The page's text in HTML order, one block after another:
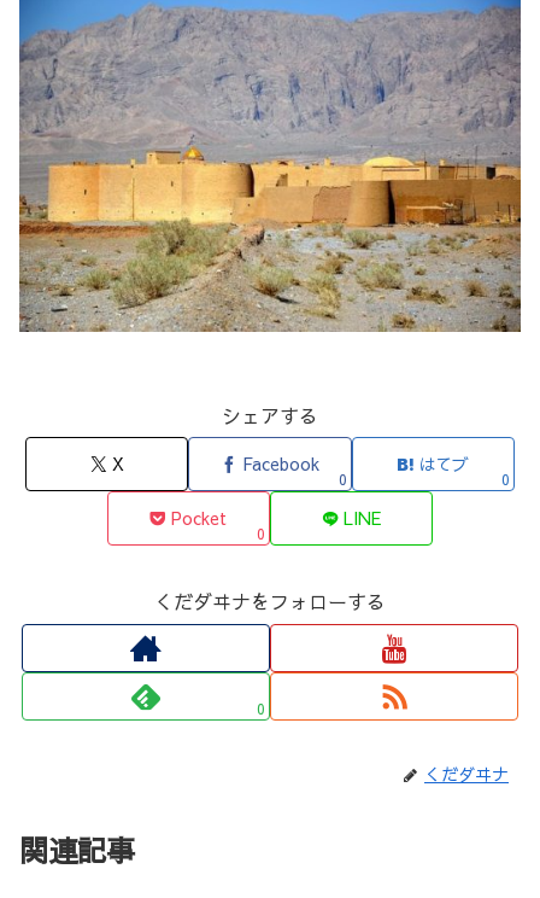
シェアする
X Facebook
0
はてブ
0
Pocket
0
LINE
くだダヰナをフォローする
0
くだダヰナ
関連記事